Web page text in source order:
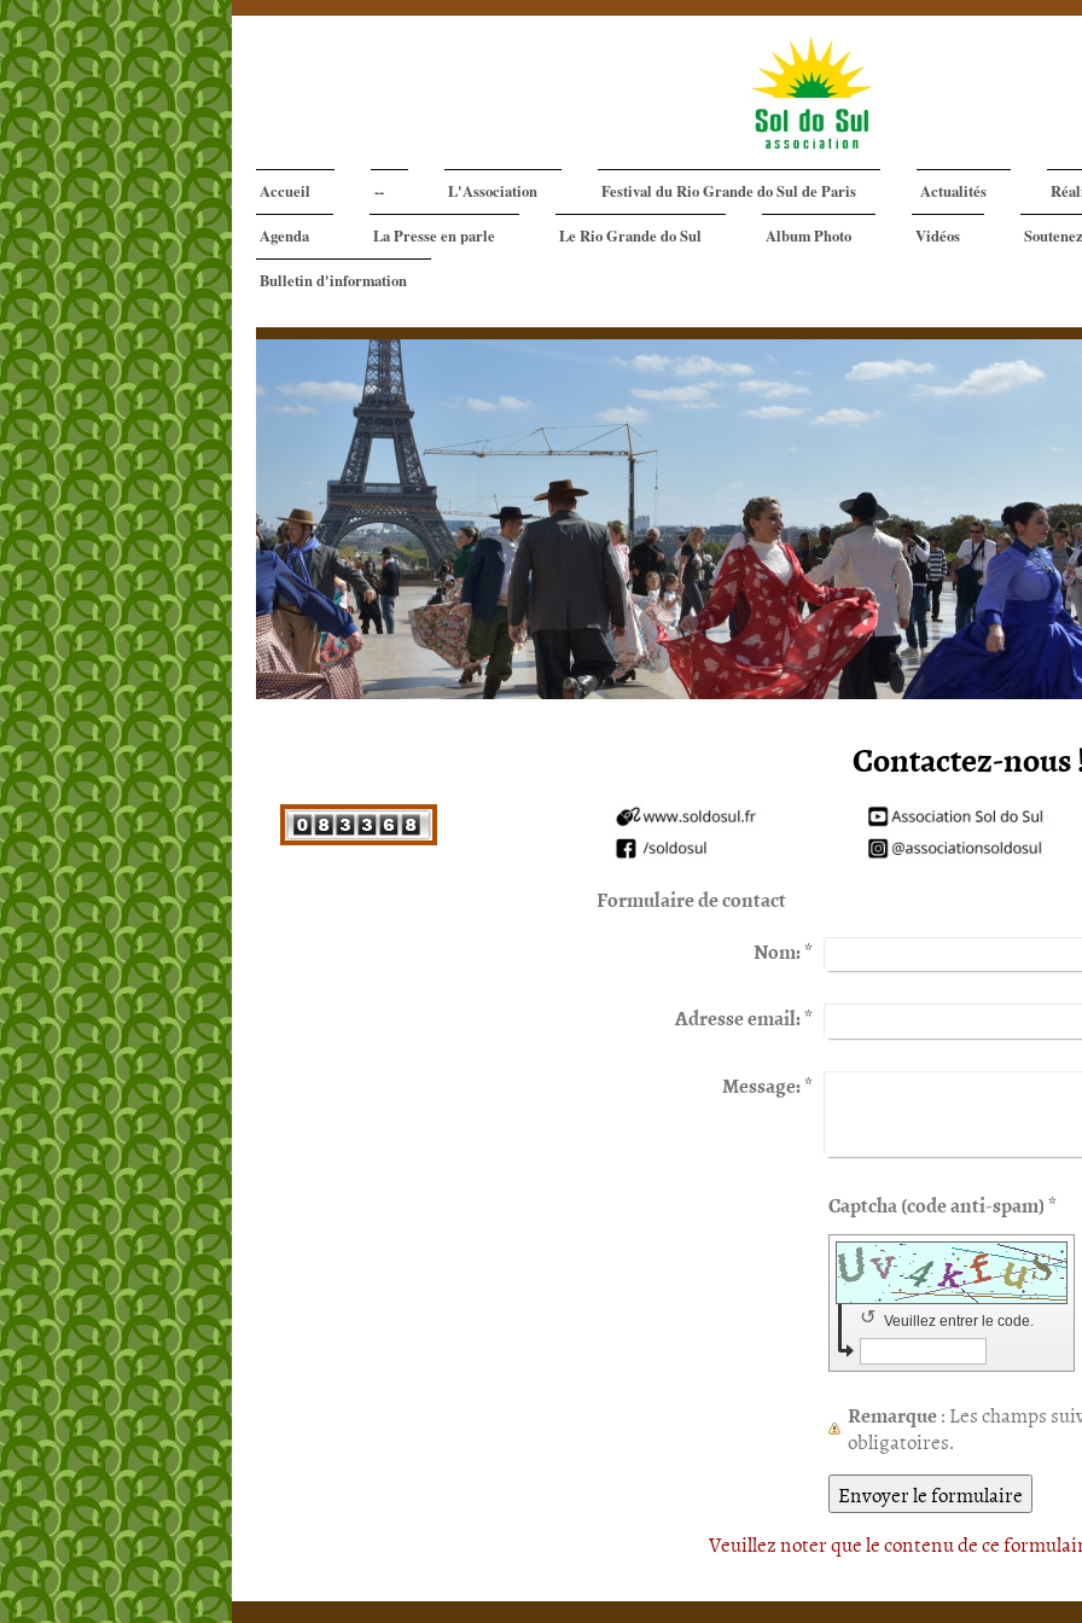
Accueil -- L'Association Festival du Rio Grande do Sul de Paris Actualités
Agenda La Presse en parle Le Rio Grande do Sul Album Photo Vidéos
Bulletin d'information
Contactez-nous
Formulaire de contact
Nom:*
Adresse email:*
Message:*
Captcha (code anti-spam) *
Veuillez entrer le code.
↺
Remarque : Les champs
obligatoires.
Veuillez noter que le contenu de ce